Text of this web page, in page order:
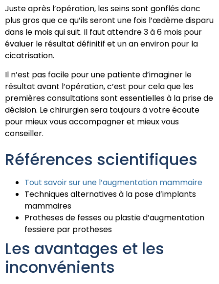
Juste après l’opération, les seins sont gonflés donc
plus gros que ce qu’ils seront une fois l’œdème disparu
dans le mois qui suit. Il faut attendre 3 à 6 mois pour
évaluer le résultat définitif et un an environ pour la
cicatrisation.
Il n’est pas facile pour une patiente d’imaginer le
résultat avant l’opération, c’est pour cela que les
premières consultations sont essentielles à la prise de
décision. Le chirurgien sera toujours à votre écoute
pour mieux vous accompagner et mieux vous
conseiller.
Références scientifiques
Tout savoir sur une l’augmentation mammaire
Techniques alternatives à la pose d’implants
mammaires
Protheses de fesses ou plastie d’augmentation
fessiere par protheses
Les avantages et les
inconvénients